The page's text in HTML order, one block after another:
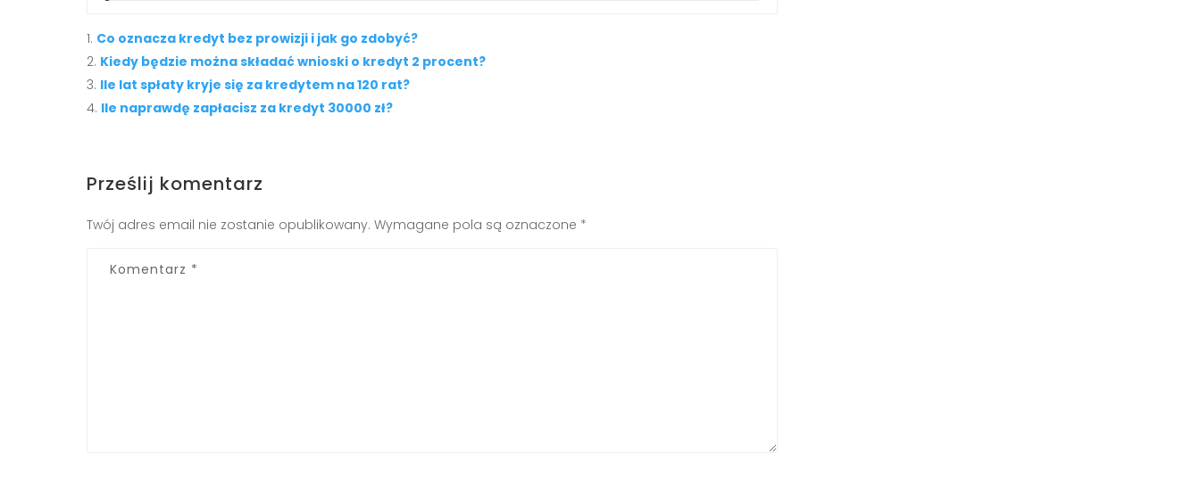
Co oznacza kredyt bez prowizji i jak go zdobyć?
Kiedy będzie można składać wnioski o kredyt 2 procent?
Ile lat spłaty kryje się za kredytem na 120 rat?
Ile naprawdę zapłacisz za kredyt 30000 zł?
Prześlij komentarz
Twój adres email nie zostanie opublikowany. Wymagane pola są oznaczone *